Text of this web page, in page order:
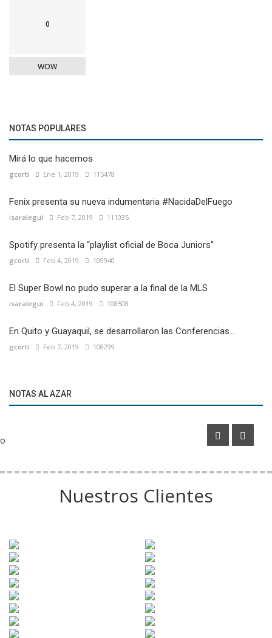
0
WOW
NOTAS POPULARES
Mirá lo que hacemos
gcorti Ene 1, 2019 115478
Fenix presenta su nueva indumentaria #NacidaDelFuego
isaralegui Feb 7, 2019 111035
Spotify presenta la “playlist oficial de Boca Juniors”
gcorti Feb 4, 2019 109940
El Super Bowl no pudo superar a la final de la MLS
isaralegui Feb 4, 2019 108508
En Quito y Guayaquil, se desarrollaron las Conferencias...
gcorti Feb 7, 2019 108299
NOTAS AL AZAR
Argentina
o
Nuestros Clientes